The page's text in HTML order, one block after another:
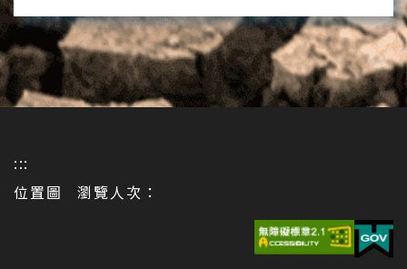
:::
位置圖
瀏覽人次：